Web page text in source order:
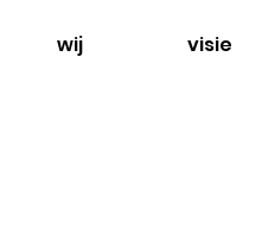
wij visie